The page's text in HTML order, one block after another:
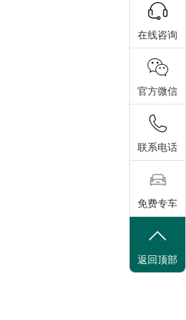
在线咨询
官方微信
联系电话
免费专车
返回顶部